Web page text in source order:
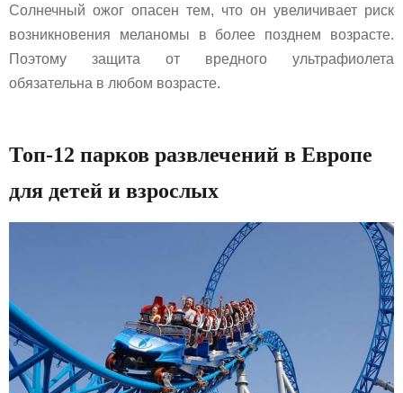
Солнечный ожог опасен тем, что он увеличивает риск
возникновения меланомы в более позднем возрасте.
Поэтому защита от вредного ультрафиолета
обязательна в любом возрасте.
Топ-12 парков развлечений в Европе
для детей и взрослых